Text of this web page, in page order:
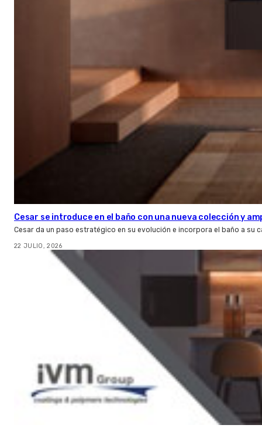
Cesar se introduce en el baño con una nueva colección y
Cesar da un paso estratégico en su evolución e incorpora el baño a su
22 JULIO, 2026